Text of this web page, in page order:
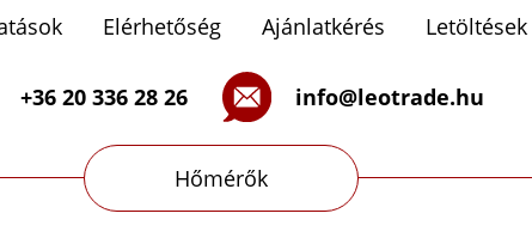
Elérhetőség Ajánlatkérés Letöltések
+36 20 336 28 26 info@leotrade.hu
Hőmérők